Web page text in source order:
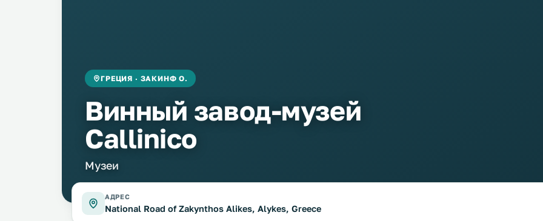
ГРЕЦИЯ · ЗАКИНФ О.
Винный завод-музей
Callinico
Музеи
АДРЕС
National Road of Zakynthos Alikes, Alykes, Greece